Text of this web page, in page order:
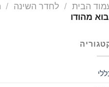
הבית / לחדר השינה /
מהודו